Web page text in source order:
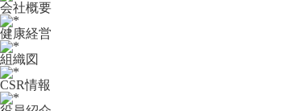
会社概要
健康経営
組織図
CSR情報